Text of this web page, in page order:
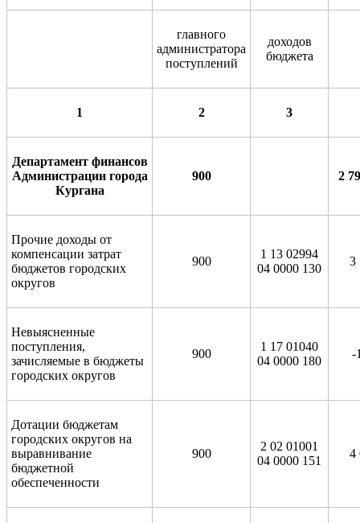
главного
администратора
поступлений
доходов
бюджета
1 2 3
Департамент финансов
Администрации города
Кургана
900 2
Прочие доходы от
компенсации затрат
бюджетов городских
округов
900
1 13 02994
04 0000 130
3
Невыясненные
поступления,
зачисляемые в бюджеты
городских округов
900
1 17 01040
04 0000 180
-
Дотации бюджетам
городских округов на
выравнивание
бюджетной
обеспеченности
900
2 02 01001
04 0000 151
4